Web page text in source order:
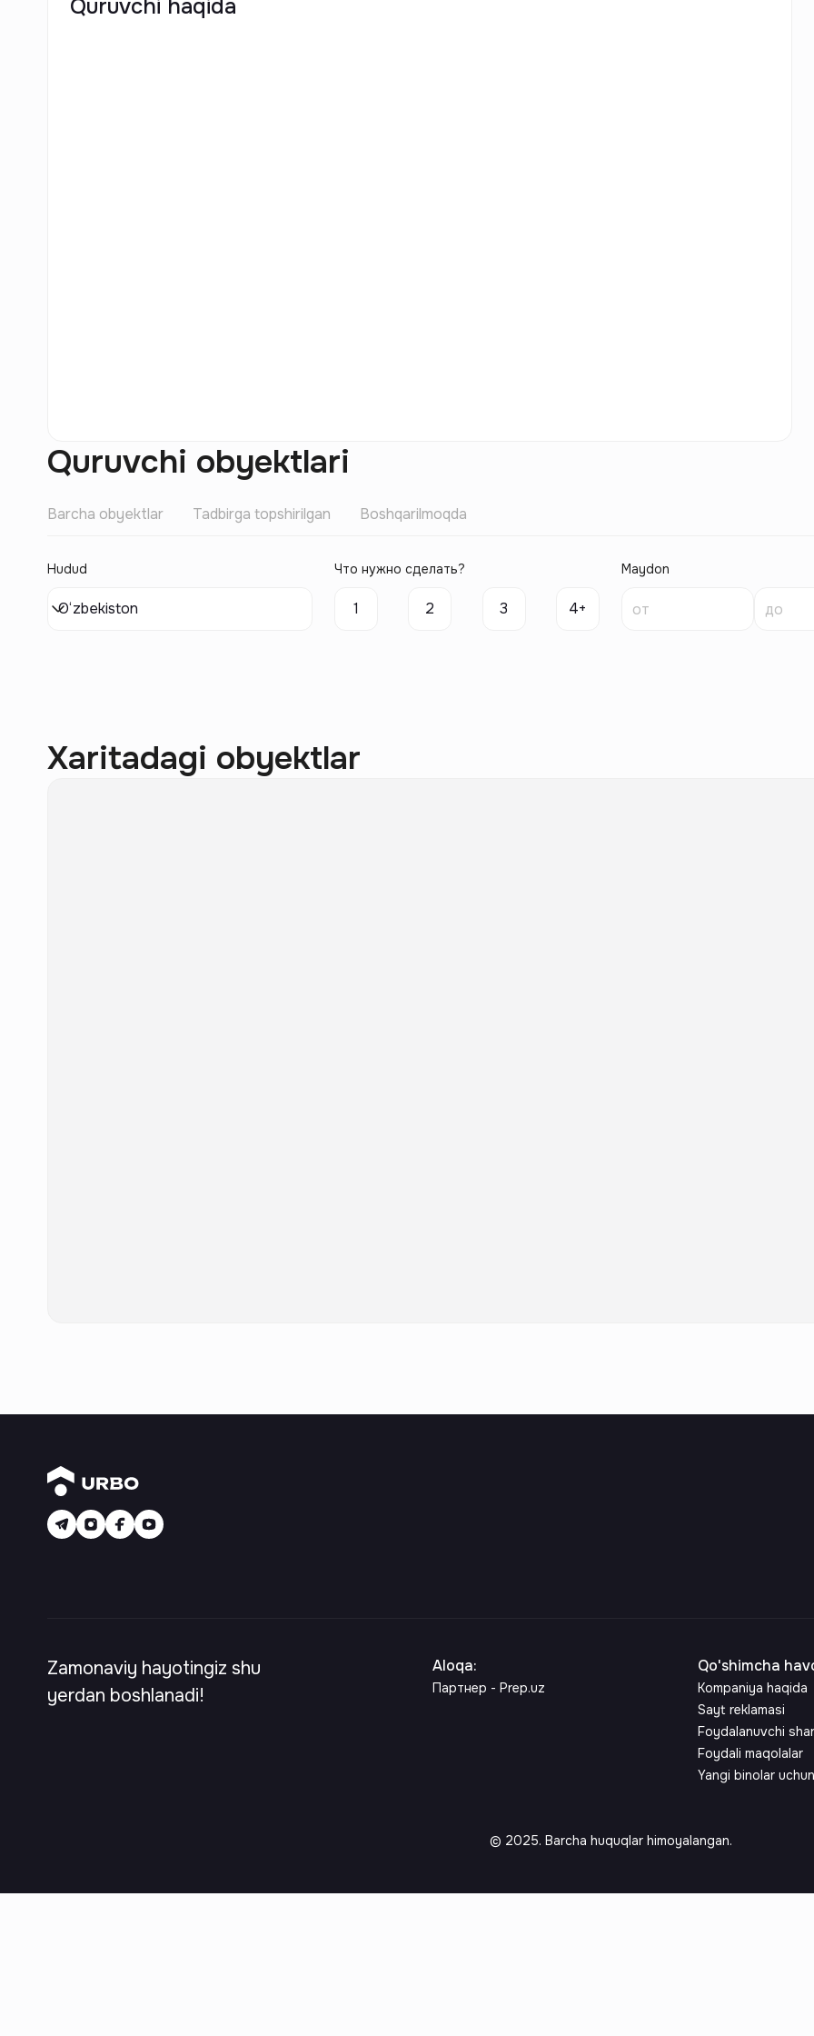
Quruvchi haqida
Quruvchi obyektlari
Barcha obyektlar Tadbirga topshirilgan Boshqarilmoqda
Hudud
O‘zbekiston
Что нужно сделать?
1 2 3 4+
Maydon
Xaritadagi obyektlar
Zamonaviy hayotingiz shu
yerdan boshlanadi!
Aloqa:
Партнер - Prep.uz
Qo'shimcha
Kompaniya haqida
Sayt reklamasi
Foydalanuvchi
Foydali maqolalar
Yangi binolar
© 2025. Barcha huquqlar himoyalangan.